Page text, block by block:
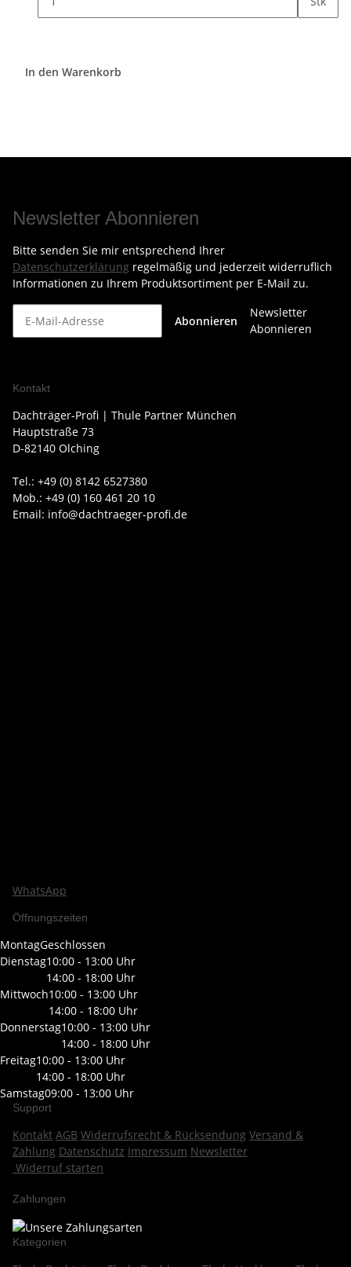
In den Warenkorb
Newsletter Abonnieren
Bitte senden Sie mir entsprechend Ihrer
Datenschutzerklärung regelmäßig und jederzeit widerruflich
Informationen zu Ihrem Produktsortiment per E-Mail zu.
Abonnieren
Newsletter
Abonnieren
Kontakt
Dachträger-Profi | Thule Partner München
Hauptstraße 73
D-82140 Olching
Tel.: +49 (0) 8142 6527380
Mob.: +49 (0) 160 461 20 10
Email: info@dachtraeger-profi.de
WhatsApp
Öffnungszeiten
MontagGeschlossen
Dienstag10:00 - 13:00 Uhr
14:00 - 18:00 Uhr
Mittwoch10:00 - 13:00 Uhr
14:00 - 18:00 Uhr
Donnerstag10:00 - 13:00 Uhr
14:00 - 18:00 Uhr
Freitag10:00 - 13:00 Uhr
14:00 - 18:00 Uhr
Samstag09:00 - 13:00 Uhr
Support
Kontakt AGB Widerrufsrecht & Rücksendung Versand &
Zahlung Datenschutz Impressum Newsletter
Widerruf starten
Zahlungen
Kategorien